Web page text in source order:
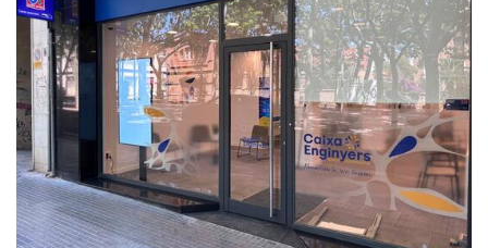
l
s